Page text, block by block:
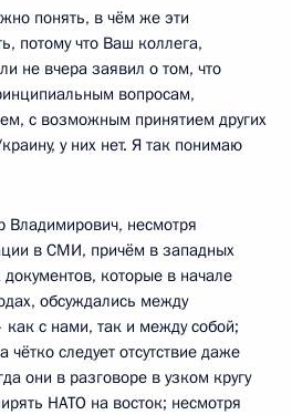
понять, в чём же эти
потому что Ваш коллега,
не вчера заявил о том, что
вопросам,
с возможным принятием других
у них нет. Я так понимаю
Владимирович, несмотря
в СМИ, причём в западных
которые в начале
обсуждались между
с нами, так и между собой;
чётко следует отсутствие даже
они в разговоре в узком кругу
НАТО на восток; несмотря